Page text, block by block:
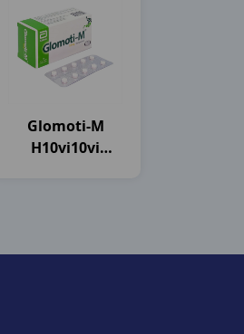
Glomoti-M
H10vi10vi